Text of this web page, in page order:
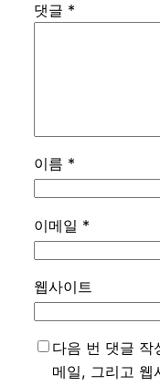
댓글 *
이름 *
이메일 *
웹사이트
다음 번 댓글 작
메일, 그리고 웹